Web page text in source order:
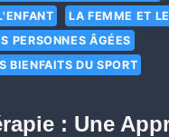
LA FEMME ET
PERSONNES ÂGÉES
BIENFAITS DU SPORT
: Une